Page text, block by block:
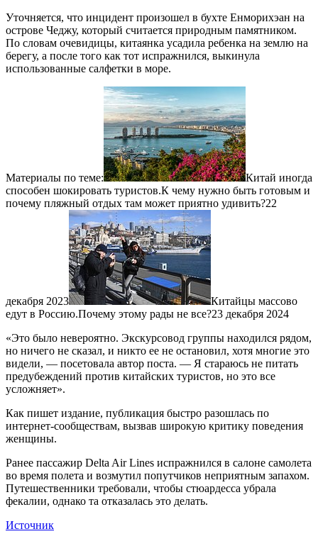
Уточняется, что инцидент произошел в бухте Енморихэан на
острове Чеджу, который считается природным памятником.
По словам очевидицы, китаянка усадила ребенка на землю на
берегу, а после того как тот испражнился, выкинула
использованные салфетки в море.
Материалы по теме:
Китай иногда
способен шокировать туристов.К чему нужно быть готовым и
почему пляжный отдых там может приятно удивить?22
декабря 2023
Китайцы массово
едут в Россию.Почему этому рады не все?23 декабря 2024
«Это было невероятно. Экскурсовод группы находился рядом,
но ничего не сказал, и никто ее не остановил, хотя многие это
видели, — посетовала автор поста. — Я стараюсь не питать
предубеждений против китайских туристов, но это все
усложняет».
Как пишет издание, публикация быстро разошлась по
интернет-сообществам, вызвав широкую критику поведения
женщины.
Ранее пассажир Delta Air Lines испражнился в салоне самолета
во время полета и возмутил попутчиков неприятным запахом.
Путешественники требовали, чтобы стюардесса убрала
фекалии, однако та отказалась это делать.
Источник